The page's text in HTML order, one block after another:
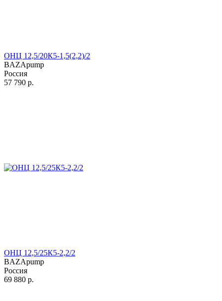
ОНЦ 12,5/20К5-1,5(2,2)/2
BAZApump
Россия
57 790 р.
ОНЦ 12,5/25К5-2,2/2
BAZApump
Россия
69 880 р.